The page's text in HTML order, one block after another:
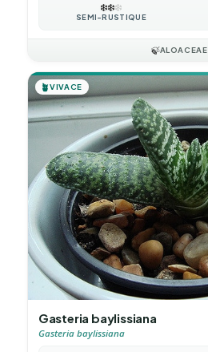
❄️❄️❄️
SEMI-RUSTIQUE
🍃ALOACEAE
🪴VIVACE
Gasteria baylissiana
Gasteria baylissiana